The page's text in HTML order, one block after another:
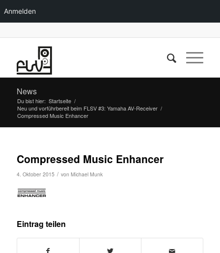
Anmelden
News
Du bist hier: Startseite /
Neu und vorführbereit beim FLSV #3: Yamaha AV-Receiver /
Compressed Music Enhancer
Compressed Music Enhancer
4. Oktober 2015 / von Michael Munk
Eintrag teilen